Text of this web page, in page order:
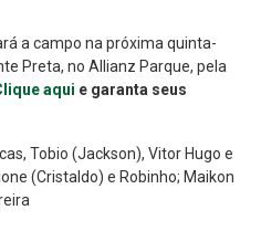
a campo na próxima quinta-
Preta, no Allianz Parque, pela
aqui e garanta seus
Tobio (Jackson), Vitor Hugo e
(Cristaldo) e Robinho; Maikon